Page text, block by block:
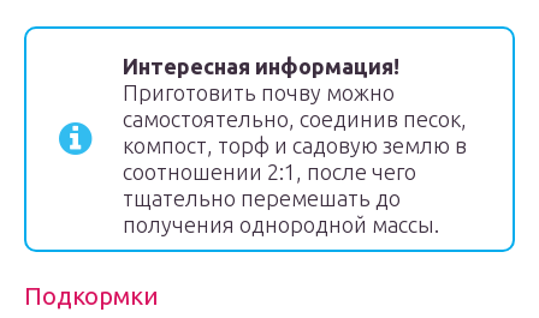
Интересная информация!
Приготовить почву можно
самостоятельно, соединив песок,
компост, торф и садовую землю в
соотношении 2:1, после чего
тщательно перемешать до
получения однородной массы.
Подкормки